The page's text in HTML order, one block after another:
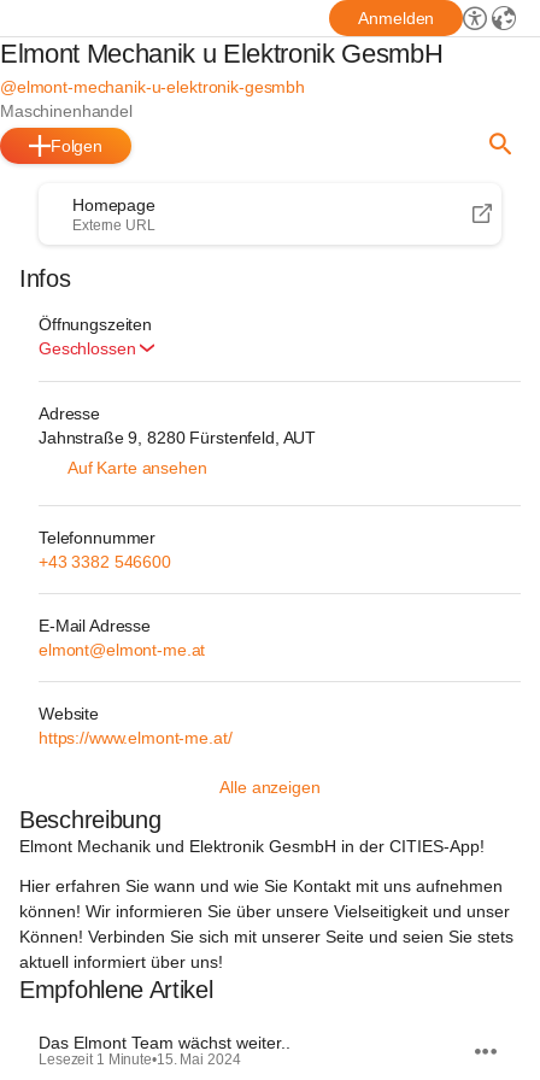
Anmelden
Elmont Mechanik u Elektronik GesmbH
@elmont-mechanik-u-elektronik-gesmbh
Maschinenhandel
Folgen
Homepage
Externe URL
Infos
Öffnungszeiten
Geschlossen
Adresse
Jahnstraße 9, 8280 Fürstenfeld, AUT
Auf Karte ansehen
Telefonnummer
+43 3382 546600
E-Mail Adresse
elmont@elmont-me.at
Website
https://www.elmont-me.at/
Alle anzeigen
Beschreibung
Elmont Mechanik und Elektronik GesmbH in der CITIES-App!
Hier erfahren Sie wann und wie Sie Kontakt mit uns aufnehmen
können! Wir informieren Sie über unsere Vielseitigkeit und unser
Können! Verbinden Sie sich mit unserer Seite und seien Sie stets
aktuell informiert über uns!
Empfohlene Artikel
Das Elmont Team wächst weiter..
Lesezeit 1 Minute•15. Mai 2024